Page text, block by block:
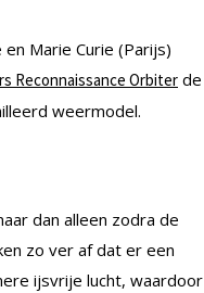
Marie Curie (Parijs)
Reconnaissance Orbiter de
weermodel.
dan alleen zodra de
zo ver af dat er een
ijsvrije lucht, waardoor